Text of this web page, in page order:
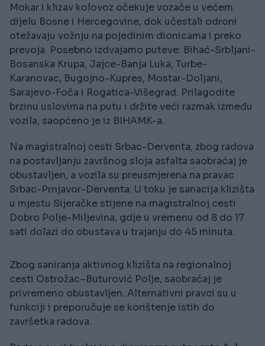
Mokar i klizav kolovoz očekuje vozače u većem
dijelu Bosne i Hercegovine, dok učestali odroni
otežavaju vožnju na pojedinim dionicama i preko
prevoja. Posebno izdvajamo puteve: Bihać-Srbljani-
Bosanska Krupa, Jajce-Banja Luka, Turbe-
Karanovac, Bugojno-Kupres, Mostar-Doljani,
Sarajevo-Foča i Rogatica-Višegrad. Prilagodite
brzinu uslovima na putu i držite veći razmak između
vozila, saopćeno je iz BIHAMK-a.
Na magistralnoj cesti Srbac-Derventa, zbog radova
na postavljanju završnog sloja asfalta saobraćaj je
obustavljen, a vozila su preusmjerena na pravac
Srbac-Prnjavor-Derventa. U toku je sanacija klizišta
u mjestu Sijeračke stijene na magistralnoj cesti
Dobro Polje-Miljevina, gdje u vremenu od 8 do 17
sati dolazi do obustava u trajanju do 45 minuta.
Zbog saniranja aktivnog klizišta na regionalnoj
cesti Ostrožac–Buturović Polje, saobraćaj je
privremeno obustavljen. Alternativni pravci su u
funkciji i preporučuje se korištenje istih do
završetka radova.